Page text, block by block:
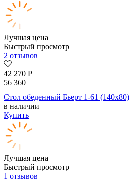
Лучшая цена
Быстрый просмотр
2 отзывов
42 270 Р
56 360
Стол обеденный Бьерт 1-61 (140х80)
в наличии
Купить
Лучшая цена
Быстрый просмотр
1 отзывов